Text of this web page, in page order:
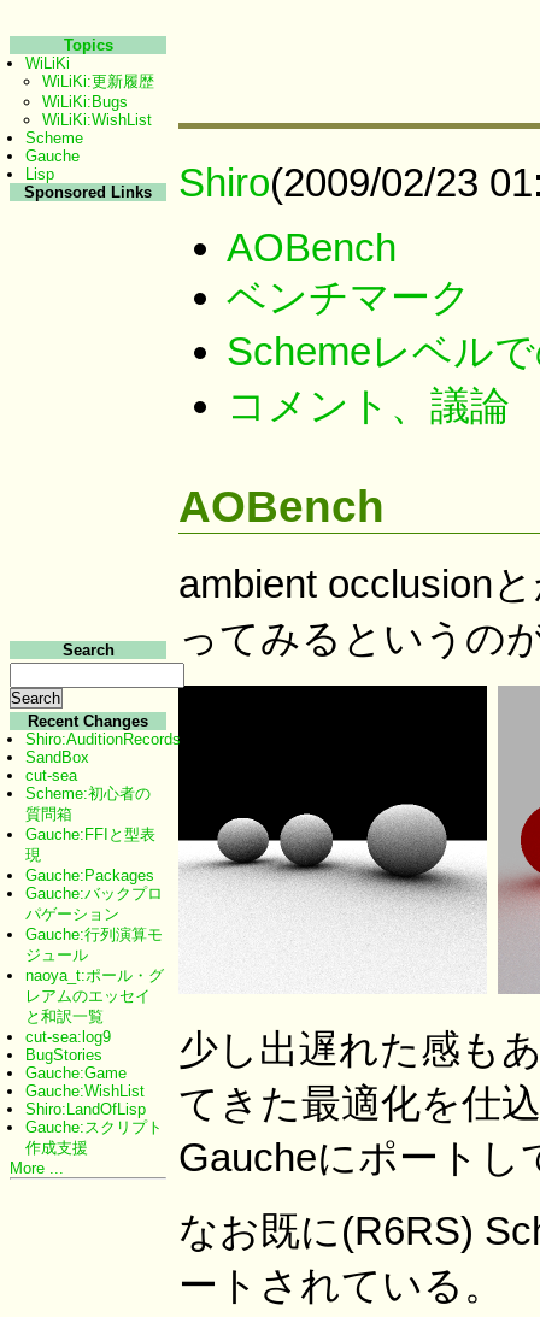
Shiro(2009/02/23
AOBench
ベンチマーク
Schemeレベル
コメント、議論
AOBench
ambient occlusion
ってみるというの
少し出遅れた感も
てきた最適化を仕
Gaucheにポートし
なお既に(R6RS)
ートされている。
Topics
WiLiKi
WiLiKi:更新履歴
WiLiKi:Bugs
WiLiKi:WishList
Scheme
Gauche
Lisp
Sponsored Links
Search
Recent Changes
Shiro:AuditionRecords
SandBox
cut-sea
Scheme:初心者の
質問箱
Gauche:FFIと型表
現
Gauche:Packages
Gauche:バックプロ
パゲーション
Gauche:行列演算モ
ジュール
naoya_t:ポール・グ
レアムのエッセイ
と和訳一覧
cut-sea:log9
BugStories
Gauche:Game
Gauche:WishList
Shiro:LandOfLisp
Gauche:スクリプト
作成支援
More ...